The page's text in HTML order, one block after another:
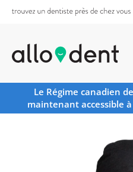
Le Régime canadien
maintenant accessible à